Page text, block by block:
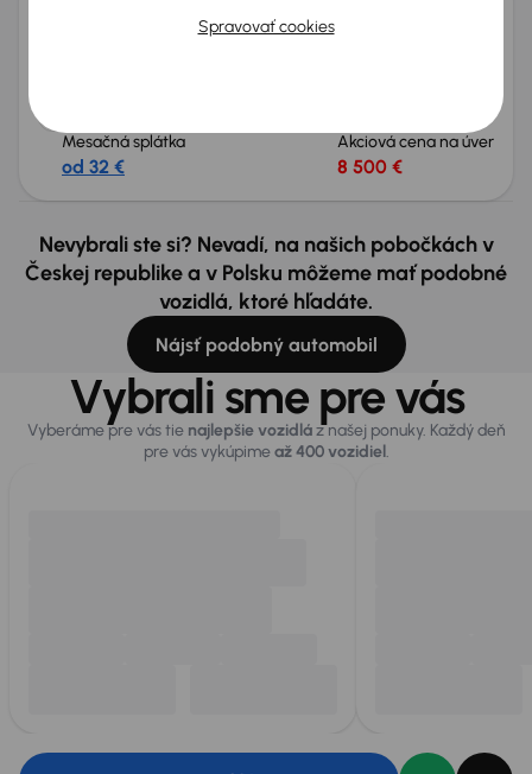
Mesačná splátka
od 32 €
Akciová cena na úver
8 500 €
Nevybrali ste si? Nevadí, na našich pobočkách v
Českej republike a v Polsku môžeme mať podobné
vozidlá, ktoré hľadáte.
Nájsť podobný automobil
Vybrali sme pre vás
Vyberáme pre vás tie najlepšie vozidláz našej ponuky. Každý deň
pre vás vykúpimeaž 400 vozidiel.
Spravovať cookies